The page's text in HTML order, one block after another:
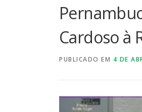
Cardoso à
PUBLICADO EM 4 DE